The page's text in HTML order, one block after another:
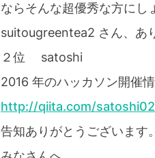
ならそんな超優秀な方にし
suitougreentea2 さん、あ
２位 satoshi
2016 年のハッカソン開催情
http://qiita.com/
告知ありがとうございます